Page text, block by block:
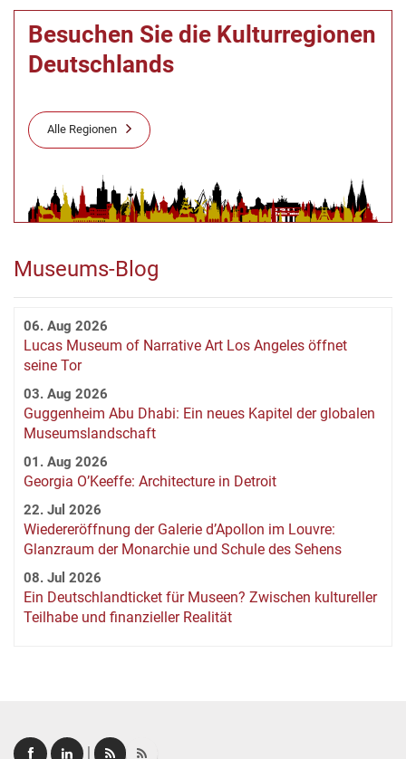
Besuchen Sie die Kulturregionen
Deutschlands
Alle Regionen
Museums-Blog
06. Aug 2026
Lucas Museum of Narrative Art Los Angeles öffnet
seine Tor
03. Aug 2026
Guggenheim Abu Dhabi: Ein neues Kapitel der globalen
Museumslandschaft
01. Aug 2026
Georgia O’Keeffe: Architecture in Detroit
22. Jul 2026
Wiedereröffnung der Galerie d’Apollon im Louvre:
Glanzraum der Monarchie und Schule des Sehens
08. Jul 2026
Ein Deutschlandticket für Museen? Zwischen kultureller
Teilhabe und finanzieller Realität
|